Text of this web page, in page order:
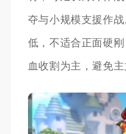
夺与小规模支援作
低，不适合正面硬
血收割为主，避免主